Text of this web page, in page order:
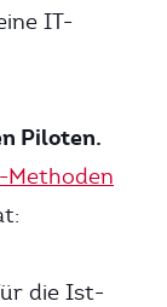
IT-
Piloten.
Methoden
die Ist-